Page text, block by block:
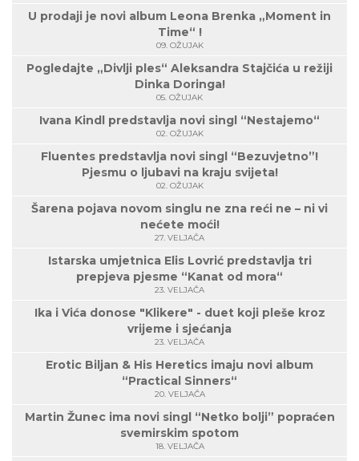
U prodaji je novi album Leona Brenka „Moment in
Time“ !
09. OŽUJAK
Pogledajte „Divlji ples“ Aleksandra Stajčića u režiji
Dinka Doringa!
05. OŽUJAK
Ivana Kindl predstavlja novi singl “Nestajemo“
02. OŽUJAK
Fluentes predstavlja novi singl “Bezuvjetno”!
Pjesmu o ljubavi na kraju svijeta!
02. OŽUJAK
Šarena pojava novom singlu ne zna reći ne – ni vi
nećete moći!
27. VELJAČA
Istarska umjetnica Elis Lovrić predstavlja tri
prepjeva pjesme “Kanat od mora“
23. VELJAČA
Ika i Vića donose "Klikere" - duet koji pleše kroz
vrijeme i sjećanja
23. VELJAČA
Erotic Biljan & His Heretics imaju novi album
“Practical Sinners“
20. VELJAČA
Martin Žunec ima novi singl “Netko bolji” popraćen
svemirskim spotom
18. VELJAČA